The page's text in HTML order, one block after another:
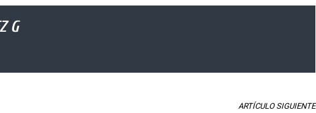
G
ARTÍCULO SIGUIENTE